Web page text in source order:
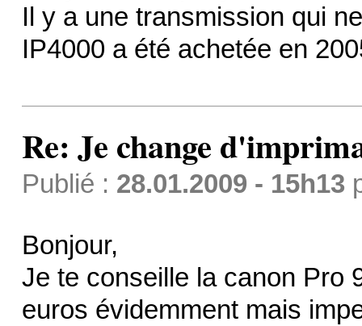
Il y a une transmission qui
IP4000 a été achetée en
Re: Je change
Publié : 28.01.2009 - 15h13
Bonjour,
Je te conseille la canon Pro
euros évidemment mais